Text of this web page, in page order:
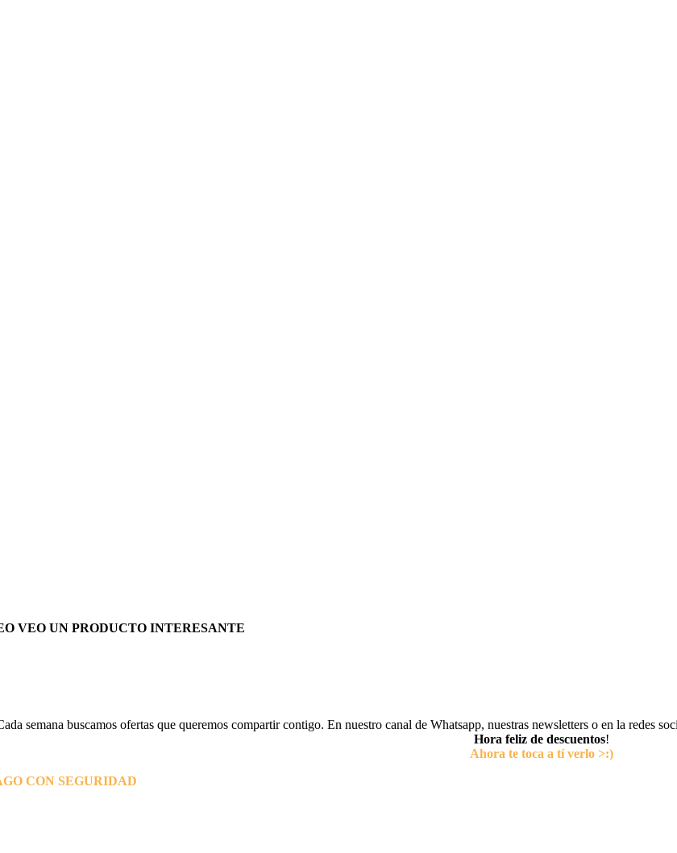
VEO UN PRODUCTO INTERESANTE
semana buscamos ofertas que queremos compartir contigo. En nuestro canal de Whatsapp, nuestras newsletters o en la redes
Hora feliz de descuentos!
Ahora te toca a tí verlo >:)
CON SEGURIDAD